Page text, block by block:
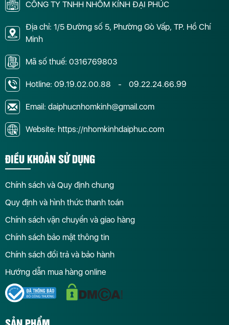
CÔNG TY TNHH NHÔM KÍNH ĐẠI PHÚC
Địa chỉ: 1/5 Đường số 5, Phường Gò Vấp, TP. Hồ Chí
Minh
Mã số thuế: 0316769803
Hotline: 09.19.02.00.88 - 09.22.24.66.99
Email: daiphucnhomkinh@gmail.com
Website: https://nhomkinhdaiphuc.com
ĐIỀU KHOẢN SỬ DỤNG
Chính sách và Quy định chung
Quy định và hình thức thanh toán
Chính sách vận chuyển và giao hàng
Chính sách bảo mật thông tin
Chính sách đổi trả và bảo hành
Hướng dẫn mua hàng online